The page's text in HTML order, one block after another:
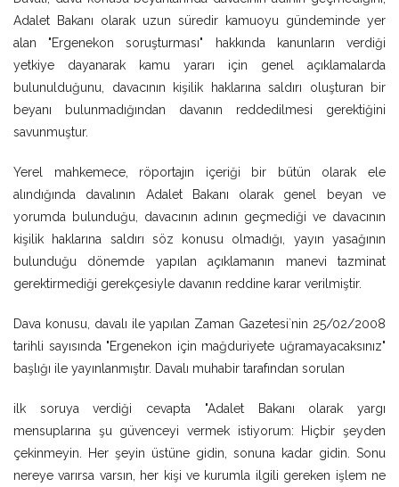
Adalet Bakanı olarak uzun süredir kamuoyu gündeminde yer
alan "Ergenekon soruşturması" hakkında kanunların verdiği
yetkiye dayanarak kamu yararı için genel açıklamalarda
bulunulduğunu, davacının kişilik haklarına saldırı oluşturan bir
beyanı bulunmadığından davanın reddedilmesi gerektiğini
savunmuştur.
Yerel mahkemece, röportajın içeriği bir bütün olarak ele
alındığında davalının Adalet Bakanı olarak genel beyan ve
yorumda bulunduğu, davacının adının geçmediği ve davacının
kişilik haklarına saldırı söz konusu olmadığı, yayın yasağının
bulunduğu dönemde yapılan açıklamanın manevi tazminat
gerektirmediği gerekçesiyle davanın reddine karar verilmiştir.
Dava konusu, davalı ile yapılan Zaman Gazetesi`nin 25/02/2008
tarihli sayısında "Ergenekon için mağduriyete uğramayacaksınız"
başlığı ile yayınlanmıştır. Davalı muhabir tarafından sorulan
ilk soruya verdiği cevapta "Adalet Bakanı olarak yargı
mensuplarına şu güvenceyi vermek istiyorum: Hiçbir şeyden
çekinmeyin. Her şeyin üstüne gidin, sonuna kadar gidin. Sonu
nereye varırsa varsın, her kişi ve kurumla ilgili gereken işlem ne